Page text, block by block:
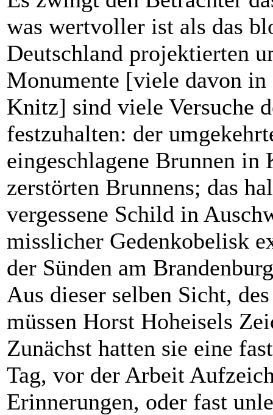
was wertvoller ist als das
Deutschland projektierten
Monumente [viele davon
Knitz] sind viele Versuche
festzuhalten: der
eingeschlagene Brunnen in
zerstörten Brunnens; das
vergessene Schild in
misslicher Gedenkobelisk
der Sünden am
Aus dieser selben Sicht,
müssen Horst Hoheisels
Zunächst hatten sie eine
Tag, vor der Arbeit
Erinnerungen, oder fast